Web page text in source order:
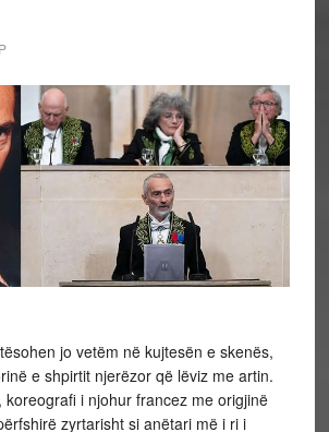
jo vetëm në kujtesën e skenës,
e shpirtit njerëzor që lëviz me artin.
koreografi i njohur francez me origjinë
zyrtarisht si anëtari më i ri i